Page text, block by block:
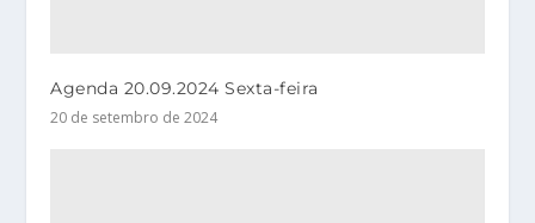
Agenda 20.09.2024 Sexta-feira
20 de setembro de 2024